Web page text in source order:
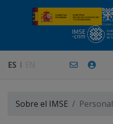
ES
Sobre el IMSE Personal